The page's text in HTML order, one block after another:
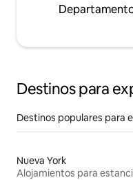
Destinos para
Destinos populares para
Nueva York